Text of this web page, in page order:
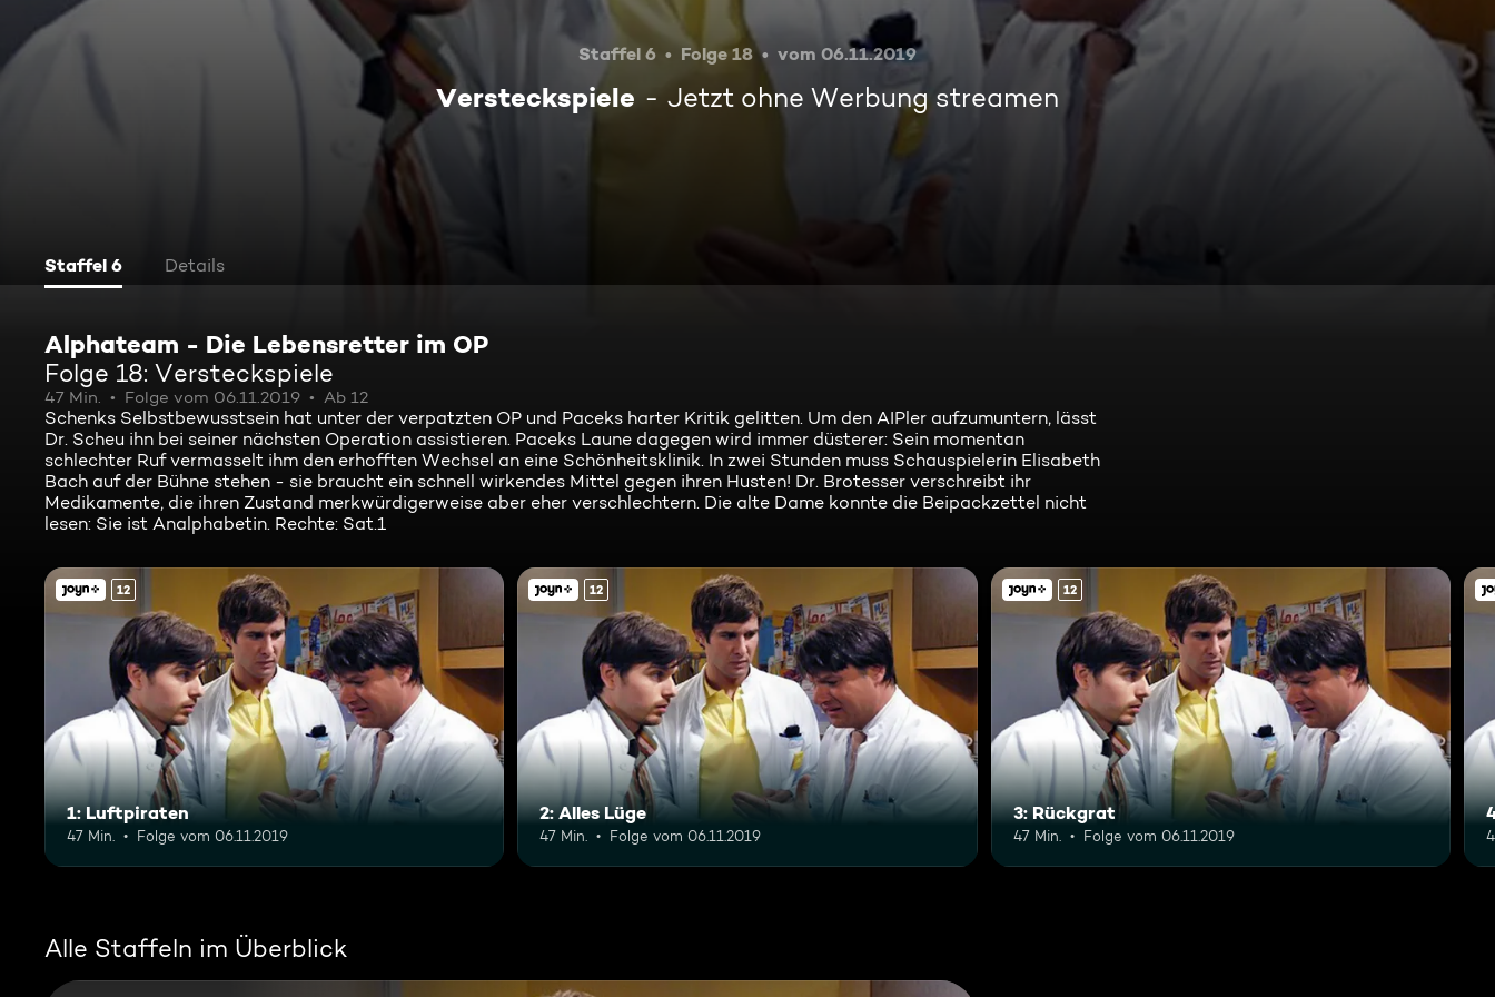
Staffel 6 Folge 18 vom 06.11.2019
Versteckspiele Jetzt ohne Werbung streamen
Staffel 6 Details
Alphateam - Die Lebensretter im OP
Folge 18: Versteckspiele
47 Min. Folge vom 06.11.2019 Ab 12
Schenks Selbstbewusstsein hat unter der verpatzten OP und Paceks harter Kritik gelitten. Um den AIPler aufzumuntern, lässt
Dr. Scheu ihn bei seiner nächsten Operation assistieren. Paceks Laune dagegen wird immer düsterer: Sein momentan
schlechter Ruf vermasselt ihm den erhofften Wechsel an eine Schönheitsklinik. In zwei Stunden muss Schauspielerin Elisabeth
Bach auf der Bühne stehen - sie braucht ein schnell wirkendes Mittel gegen ihren Husten! Dr. Brotesser verschreibt ihr
Medikamente, die ihren Zustand merkwürdigerweise aber eher verschlechtern. Die alte Dame konnte die Beipackzettel nicht
lesen: Sie ist Analphabetin. Rechte: Sat.1
12
1: Luftpiraten
47 Min. Folge vom 06.11.2019
12
2: Alles Lüge
47 Min. Folge vom 06.11.2019
12
3: Rückgrat
47 Min. Folge vom 06.11.2019
Alle Staffeln im Überblick